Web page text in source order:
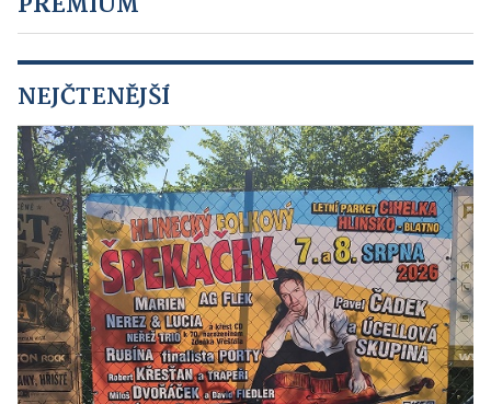
NEJČTENĚJŠÍ